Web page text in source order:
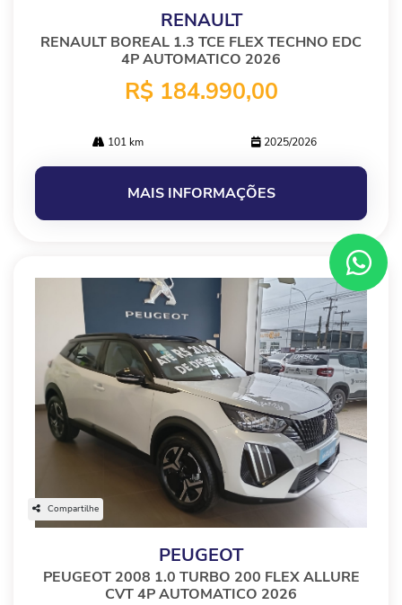
RENAULT
RENAULT BOREAL 1.3 TCE FLEX TECHNO EDC
4P AUTOMATICO 2026
R$ 184.990,00
101 km 2025/2026
MAIS INFORMAÇÕES
Compartilhe
PEUGEOT
PEUGEOT 2008 1.0 TURBO 200 FLEX ALLURE
CVT 4P AUTOMATICO 2026